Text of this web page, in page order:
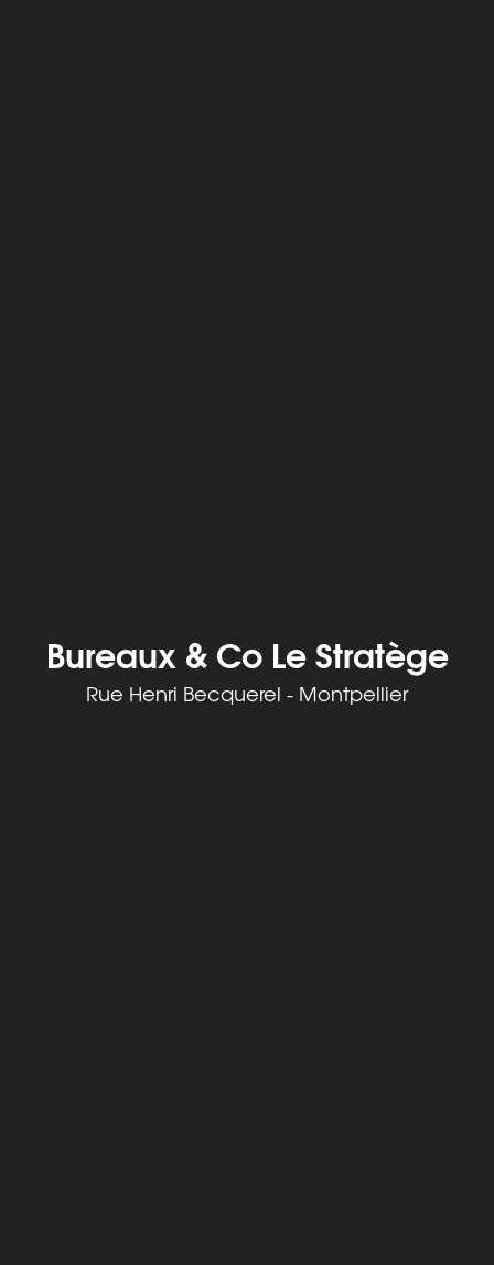
Bureaux & Co Le Stratège
Rue Henri Becquerel - Montpellier